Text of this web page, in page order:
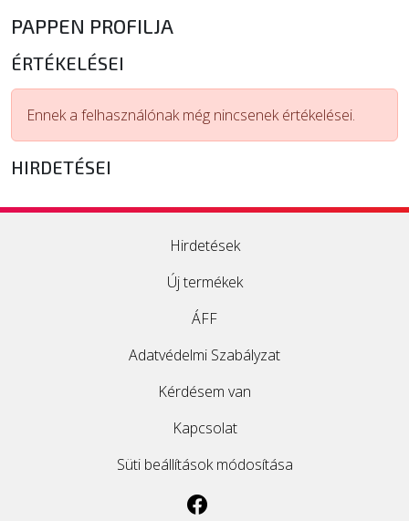
EGYÉB
SZOLGÁLTATÁSOK
PAPPEN PROFILJA
ÉRTÉKELÉSEI
Ennek a felhasználónak még nincsenek értékelései.
HIRDETÉSEI
Hirdetések
Új termékek
ÁFF
Adatvédelmi Szabályzat
Kérdésem van
Kapcsolat
Süti beállítások módosítása